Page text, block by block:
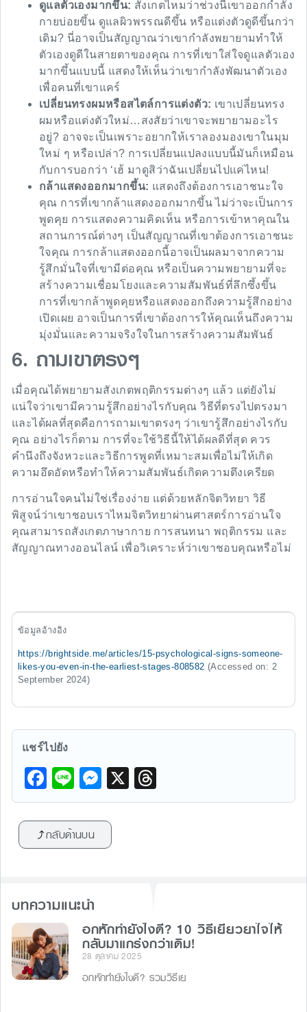
ดูแลตัวเองมากขึ้น: สังเกตไหมว่าช่วงนี้เขาออกกำลัง
กายบ่อยขึ้น ดูแลผิวพรรณดีขึ้น หรือแต่งตัวดูดีขึ้นกว่า
เดิม? นี่อาจเป็นสัญญาณว่าเขากำลังพยายามทำให้
ตัวเองดูดีในสายตาของคุณ การที่เขาใส่ใจดูแลตัวเอง
มากขึ้นแบบนี้ แสดงให้เห็นว่าเขากำลังพัฒนาตัวเอง
เพื่อคนที่เขาแคร์
เปลี่ยนทรงผมหรือสไตล์การแต่งตัว: เขาเปลี่ยนทรง
ผมหรือแต่งตัวใหม่…สงสัยว่าเขาจะพยายามอะไร
อยู่? อาจจะเป็นเพราะอยากให้เราลองมองเขาในมุม
ใหม่ ๆ หรือเปล่า? การเปลี่ยนแปลงแบบนี้มันก็เหมือน
กับการบอกว่า ‘เฮ้ มาดูสิว่าฉันเปลี่ยนไปแค่ไหน!
กล้าแสดงออกมากขึ้น: แสดงถึงต้องการเอาชนะใจ
คุณ การที่เขากล้าแสดงออกมากขึ้น ไม่ว่าจะเป็นการ
พูดคุย การแสดงความคิดเห็น หรือการเข้าหาคุณใน
สถานการณ์ต่างๆ เป็นสัญญาณที่เขาต้องการเอาชนะ
ใจคุณ การกล้าแสดงออกนี้อาจเป็นผลมาจากความ
รู้สึกมั่นใจที่เขามีต่อคุณ หรือเป็นความพยายามที่จะ
สร้างความเชื่อมโยงและความสัมพันธ์ที่ลึกซึ้งขึ้น
การที่เขากล้าพูดคุยหรือแสดงออกถึงความรู้สึกอย่าง
เปิดเผย อาจเป็นการที่เขาต้องการให้คุณเห็นถึงความ
มุ่งมั่นและความจริงใจในการสร้างความสัมพันธ์
6. ถามเขาตรงๆ
เมื่อคุณได้พยายามสังเกตพฤติกรรมต่างๆ แล้ว แต่ยังไม่
แน่ใจว่าเขามีความรู้สึกอย่างไรกับคุณ วิธีที่ตรงไปตรงมา
และได้ผลที่สุดคือการถามเขาตรงๆ ว่าเขารู้สึกอย่างไรกับ
คุณ อย่างไรก็ตาม การที่จะใช้วิธีนี้ให้ได้ผลดีที่สุด ควร
คำนึงถึงจังหวะและวิธีการพูดที่เหมาะสมเพื่อไม่ให้เกิด
ความอึดอัดหรือทำให้ความสัมพันธ์เกิดความตึงเครียด
การอ่านใจคนไม่ใช่เรื่องง่าย แต่ด้วยหลักจิตวิทยา วิธี
พิสูจน์ว่าเขาชอบเราไหมจิตวิทยาผ่านศาสตร์การอ่านใจ
คุณสามารถสังเกตภาษากาย การสนทนา พฤติกรรม และ
สัญญาณทางออนไลน์ เพื่อวิเคราะห์ว่าเขาชอบคุณหรือไม่
ข้อมูลอ้างอิง
https://brightside.me/articles/15-psychological-signs-someone-
likes-you-even-in-the-earliest-stages-808582 (Accessed on: 2
September 2024)
แชร์ไปยัง
F
a
c
e
o
k
Li
n
e
M
e
s
s
er
X
hr
กลับด้านบน
บทความแนะนำ
อกหักทำยังไงดี? 10 วิธีเยียวยาใจให้
กลับมาแกร่งกว่าเดิม!
28 ตุลาคม 2025
อกหักทำยังไงดี? รวมวิธีเย